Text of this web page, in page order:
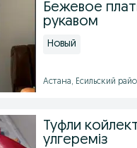
Бежевое
рукавом
Новый
Астана, Есильский
Туфли
улгереміз